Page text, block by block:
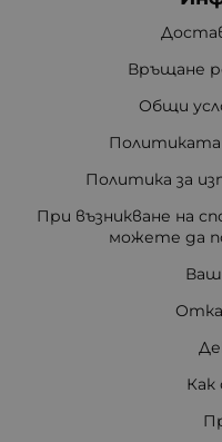
Връщане
Общи
Политика за
При възникване на
можете да
Как